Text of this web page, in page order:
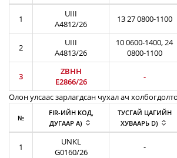
1
UIII
A4812/26
13 27 0800-1100
2
UIII
A4813/26
10 0600-1400, 24
0800-1100
3
ZBHH
E2866/26
-
Олон улсаас зарлагдсан чухал ач
№
FIR-ИЙН КОД,
ДУГААР A)
ТУСГАЙ ЦАГИЙН
ХУВААРЬ D)
1
UNKL
G0160/26
-